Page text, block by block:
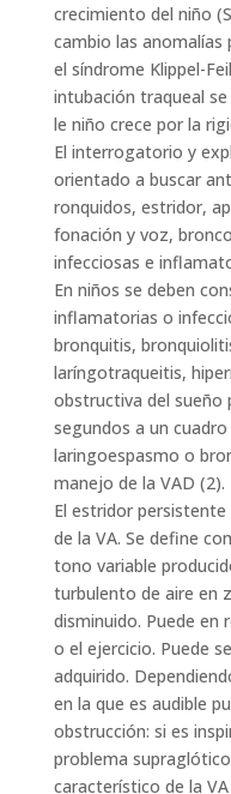
crecimiento del niño
cambio las
el síndrome Klippel-
intubación traqueal
le niño crece por la
El interrogatorio y
orientado a buscar
ronquidos, estridor,
fonación y voz,
infecciosas e
En niños se deben
inflamatorias o
bronquitis,
laríngotraqueitis,
obstructiva del sueño
segundos a un
laringoespasmo o
manejo de la VAD (2).
El estridor
de la VA. Se define
tono variable
turbulento de aire en
disminuido. Puede en
o el ejercicio. Puede
adquirido.
en la que es audible
obstrucción: si es
problema
característico de la